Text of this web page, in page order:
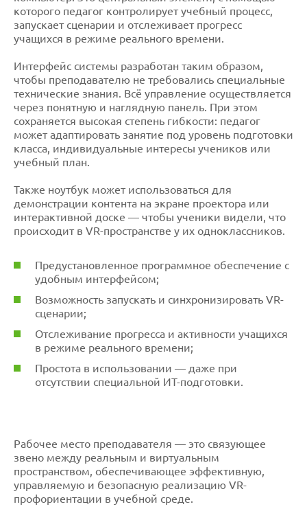
которого педагог контролирует учебный процесс,
запускает сценарии и отслеживает прогресс
учащихся в режиме реального времени.
Интерфейс системы разработан таким образом,
чтобы преподавателю не требовались специальные
технические знания. Всё управление осуществляется
через понятную и наглядную панель. При этом
сохраняется высокая степень гибкости: педагог
может адаптировать занятие под уровень подготовки
класса, индивидуальные интересы учеников или
учебный план.
Также ноутбук может использоваться для
демонстрации контента на экране проектора или
интерактивной доске — чтобы ученики видели, что
происходит в VR-пространстве у их одноклассников.
Предустановленное программное обеспечение с
удобным интерфейсом;
Возможность запускать и синхронизировать VR-
сценарии;
Отслеживание прогресса и активности учащихся
в режиме реального времени;
Простота в использовании — даже при
отсутствии специальной ИТ-подготовки.
Рабочее место преподавателя — это связующее
звено между реальным и виртуальным
пространством, обеспечивающее эффективную,
управляемую и безопасную реализацию VR-
профориентации в учебной среде.